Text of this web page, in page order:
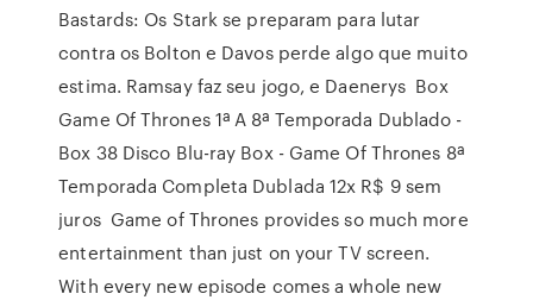
Bastards: Os Stark se preparam para lutar
contra os Bolton e Davos perde algo que muito
estima. Ramsay faz seu jogo, e Daenerys Box
Game Of Thrones 1ª A 8ª Temporada Dublado -
Box 38 Disco Blu-ray Box - Game Of Thrones 8ª
Temporada Completa Dublada 12x R$ 9 sem
juros Game of Thrones provides so much more
entertainment than just on your TV screen.
With every new episode comes a whole new